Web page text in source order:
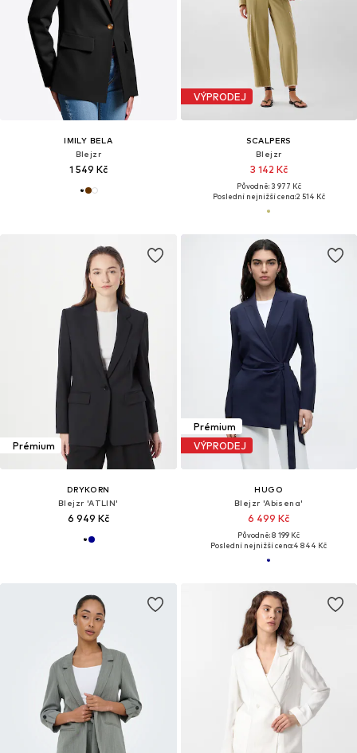
IMILY BELA
Blejzr
1 549 Kč
VÝPRODEJ
SCALPERS
Blejzr
3 142 Kč
Původně: 3 977 Kč
Poslední nejnižší cena:2 514 Kč
Prémium
DRYKORN
Blejzr 'ATLIN'
6 949 Kč
Prémium
VÝPRODEJ
HUGO
Blejzr 'Abisena'
6 499 Kč
Původně: 8 199 Kč
Poslední nejnižší cena:4 844 Kč